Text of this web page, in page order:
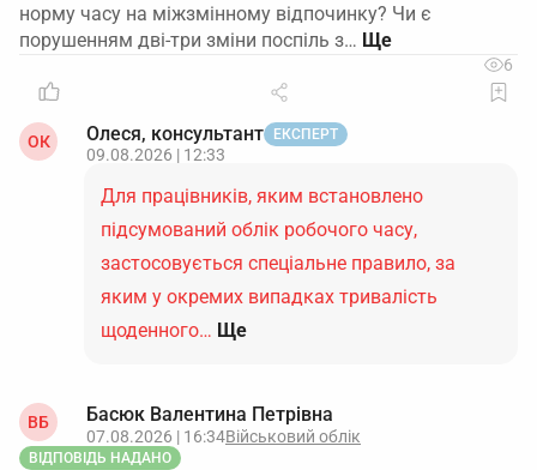
норму часу на міжзмінному відпочинку? Чи є
порушенням дві-три зміни поспіль з…
6
ОК Олеся, консультант ЕКСПЕРТ
09.08.2026 | 12:33
Для працівників, яким встановлено
підсумований облік робочого часу,
застосовується спеціальне правило, за
яким у окремих випадках тривалість
щоденного… Ще
ВБ Басюк Валентина Петрівна
07.08.2026 | 16:34Військовий облік
ВІДПОВІДЬ НАДАНО